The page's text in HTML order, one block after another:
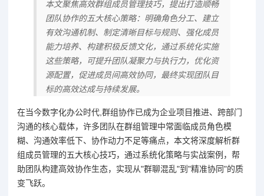
本文聚焦高效群组成员管理技巧，提出打造顺畅
团队协作的五大核心策略：明确角色分工、建立
有效沟通机制、制定清晰目标与规则、强化成员
能力培养、构建积极反馈文化，通过系统化实施
这些策略，可提升团队凝聚力与执行力，优化资
源配置，促进成员间高效协同，最终实现团队目
标的高效达成与持续发展。
在当今数字化办公时代,群组协作已成为企业项目推进、跨部门
沟通的核心载体，许多团队在群组管理中常面临成员角色模
糊、沟通效率低下、协作动力不足等痛点，本文将深度解析群
组成员管理的五大核心技巧，通过系统化策略与实战案例，帮
助团队构建高效协作生态，实现从"群聊混乱"到"精准协同"的质
变飞跃。